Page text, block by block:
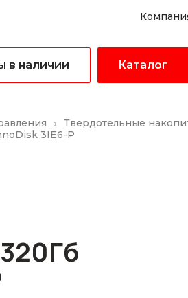
в наличии Каталог
Твердотельные
3IE6-P